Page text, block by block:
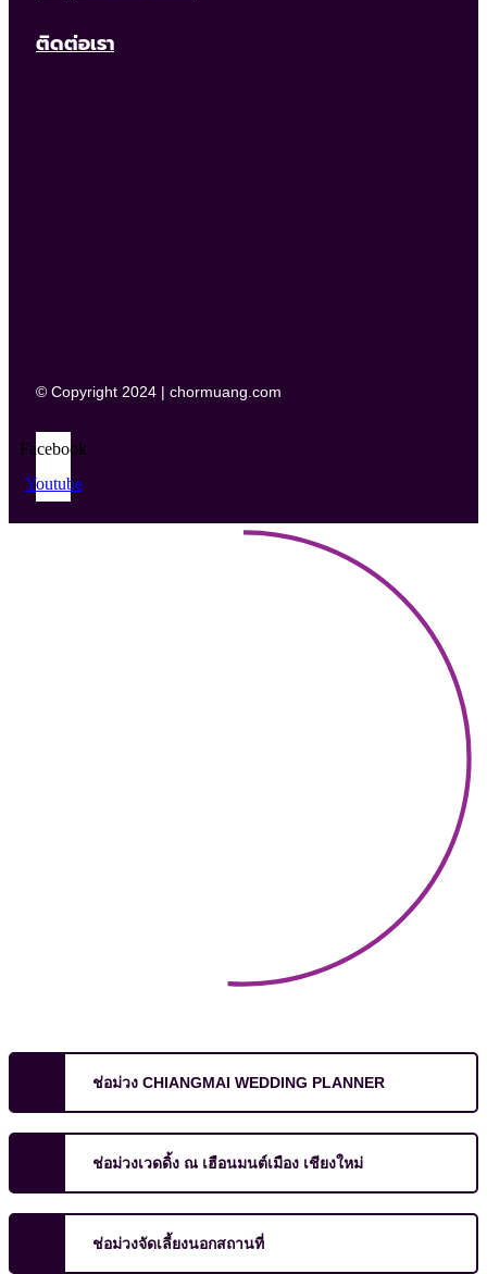
ติดต่อเรา
© Copyright 2024 | chormuang.com
Facebook
Youtube
ช่อม่วง CHIANGMAI WEDDING PLANNER
ช่อม่วงเวดดิ้ง ณ เฮือนมนต์เมือง เชียงใหม่
ช่อม่วงจัดเลี้ยงนอกสถานที่